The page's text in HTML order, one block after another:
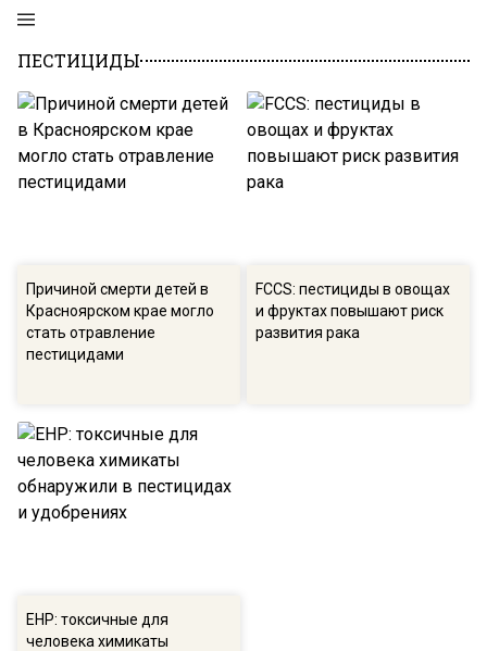
ПЕСТИЦИДЫ
Причиной смерти детей в
Красноярском крае могло
стать отравление
пестицидами
FCCS: пестициды в овощах
и фруктах повышают риск
развития рака
ЕНР: токсичные для
человека химикаты